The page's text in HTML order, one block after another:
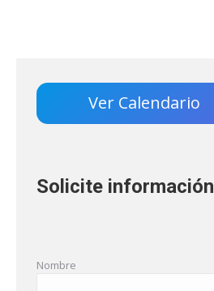
Ver Calendario
Solicite información
Nombre